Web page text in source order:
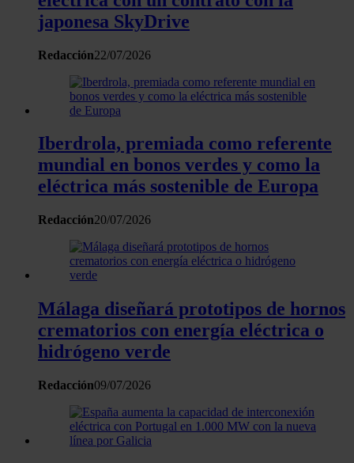
japonesa SkyDrive
Redacción22/07/2026
Iberdrola, premiada como referente
mundial en bonos verdes y como la
eléctrica más sostenible de Europa
Redacción20/07/2026
Málaga diseñará prototipos de hornos
crematorios con energía eléctrica o
hidrógeno verde
Redacción09/07/2026